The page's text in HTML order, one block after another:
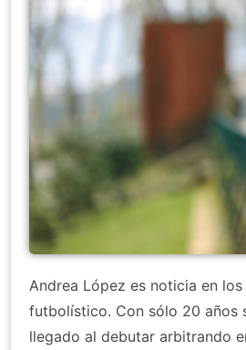
Andrea López es noticia en
futbolístico. Con sólo 20 años
llegado al debutar arbitrando